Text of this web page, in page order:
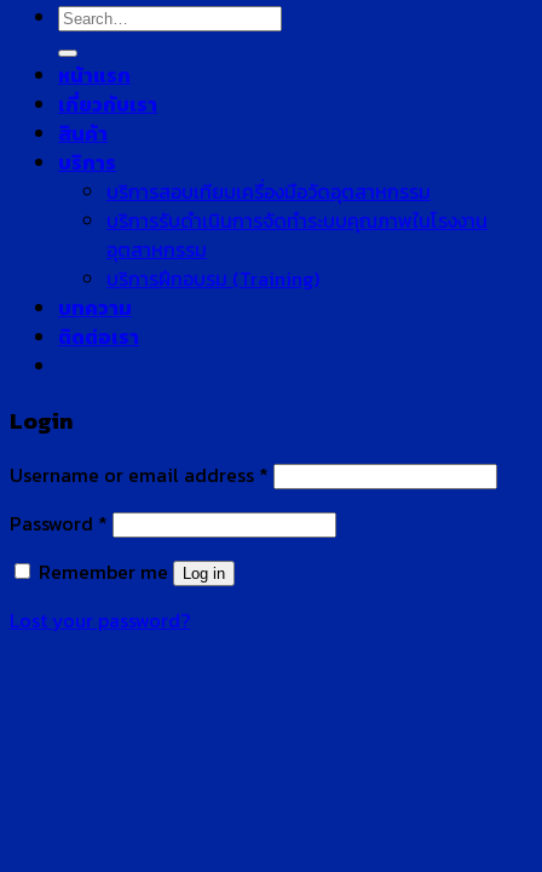
Search
for:
หน้าแรก
เกี่ยวกับเรา
สินค้า
บริการ
บริการสอบเทียบเครื่องมือวัดอุตสาหกรรม
บริการรับดำเนินการจัดทำระบบคุณภาพในโรงงาน
อุตสาหกรรม
บริการฝึกอบรม (Training)
บทความ
ติดต่อเรา
Login
Username or email address *
Password *
Remember me
Log in
Lost your password?